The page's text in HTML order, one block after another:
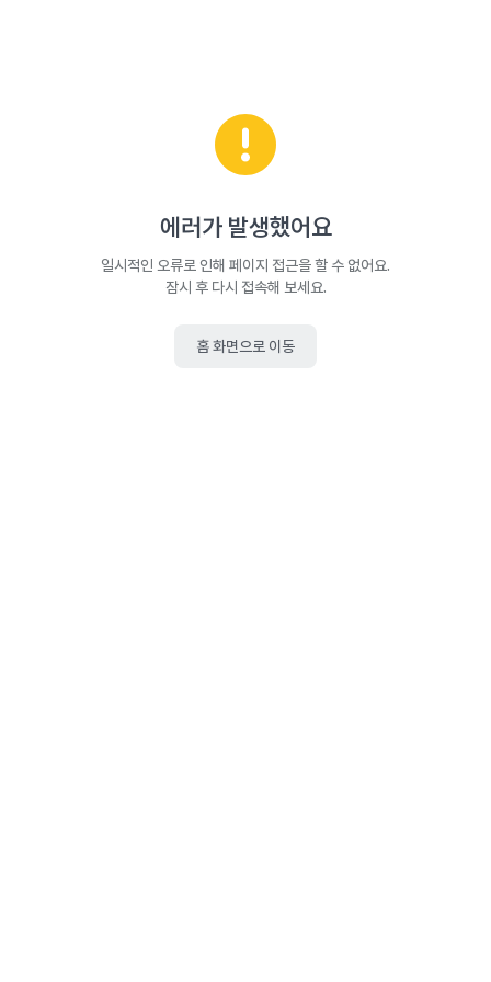
에러가 발생했어요
일시적인 오류로 인해 페이지 접근을 할 수 없어요.
잠시 후 다시 접속해 보세요.
홈 화면으로 이동